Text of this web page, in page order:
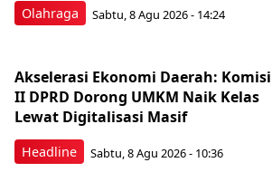
Olahraga Sabtu, 8 Agu 2026 - 14:24
Headline
Akselerasi Ekonomi Daerah: Komisi
II DPRD Dorong UMKM Naik Kelas
Lewat Digitalisasi Masif
Sabtu, 8 Agu 2026 - 10:36